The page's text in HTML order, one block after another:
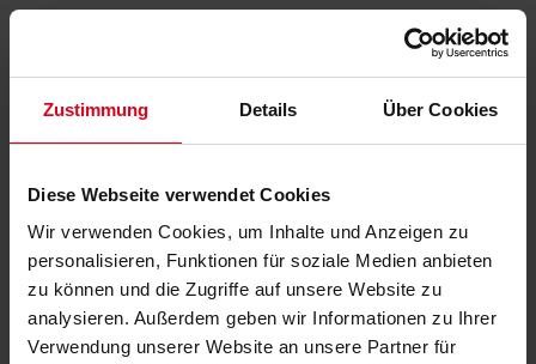
Zustimmung Details Über Cookies
Diese Webseite verwendet Cookies
Wir verwenden Cookies, um Inhalte und Anzeigen zu
personalisieren, Funktionen für soziale Medien anbieten
zu können und die Zugriffe auf unsere Website zu
analysieren. Außerdem geben wir Informationen zu Ihrer
Verwendung unserer Website an unsere Partner für